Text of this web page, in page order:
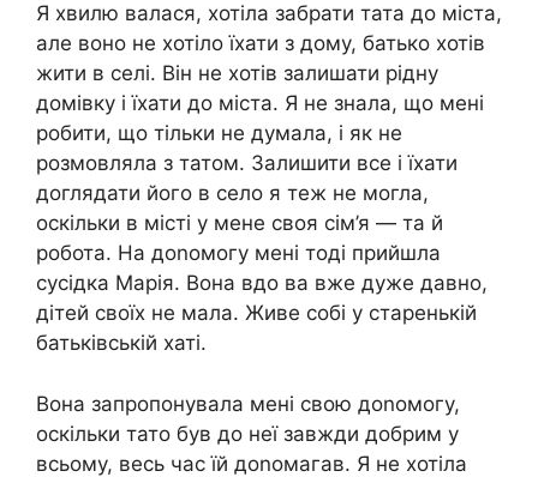
Я хвилю валася, хотіла забрати тата до міста,
але воно не хотіло їхати з дому, батько хотів
жити в селі. Він не хотів залишати рідну
домівку і їхати до міста. Я не знала, що мені
робити, що тільки не думала, і як не
розмовляла з татом. Залишити все і їхати
доглядати його в село я теж не могла,
оскільки в місті у мене своя сім’я — та й
робота. На доnомогу мені тоді прийшла
сусідка Марія. Вона вдо ва вже дуже давно,
дітей своїх не мала. Живе собі у старенькій
батьківській хаті.
Вона запропонувала мені свою доnомогу,
оскільки тато був до неї завжди добрим у
всьому, весь час їй доnомагав. Я не хотіла